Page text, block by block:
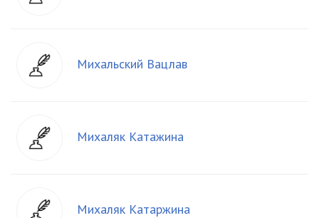
Михальский Вацлав
Михаляк Катажина
Михаляк Катаржина